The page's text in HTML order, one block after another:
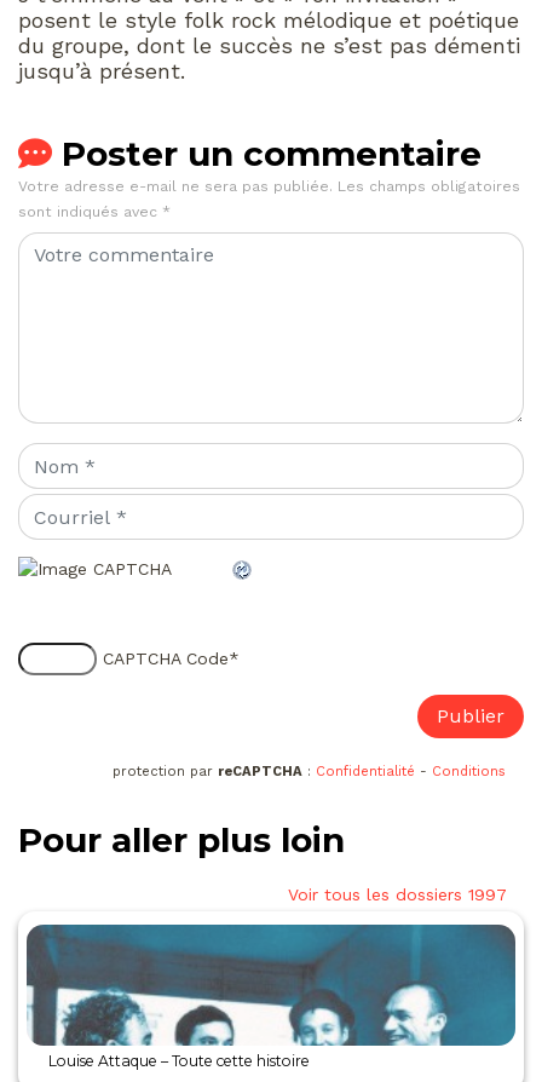
posent le style folk rock mélodique et poétique
du groupe, dont le succès ne s’est pas démenti
jusqu’à présent.
Poster un commentaire
Votre adresse e-mail ne sera pas publiée. Les champs obligatoires
sont indiqués avec *
CAPTCHA Code*
protection par reCAPTCHA : Confidentialité - Conditions
Pour aller plus loin
Voir tous les dossiers 1997
Louise Attaque – Toute cette histoire